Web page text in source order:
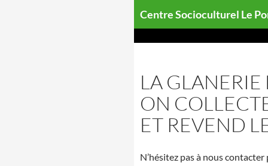
Centre Socioculturel Le
LA
ON
ET REVEND
N’hésitez pas à nous